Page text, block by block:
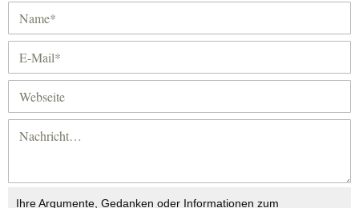
Ihre Argumente, Gedanken oder Informationen zum